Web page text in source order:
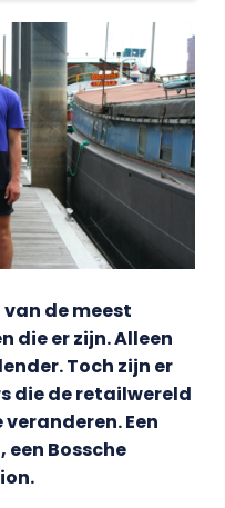
de meest
die er zijn. Alleen
Toch zijn er
die de retailwereld
Een
een Bossche